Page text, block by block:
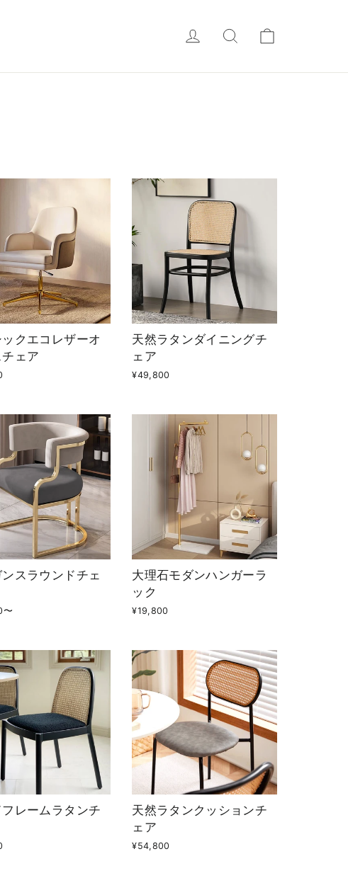
会員ログイン
クエコレザーオ
ェア
天然ラタンダイニングチ
ェア
¥49,800
スラウンドチェ
〜
大理石モダンハンガーラ
ック
¥19,800
レームラタンチ
天然ラタンクッションチ
ェア
¥54,800